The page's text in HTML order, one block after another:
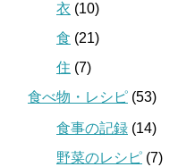
衣 (10)
食 (21)
住 (7)
食べ物・レシピ (53)
食事の記録 (14)
野菜のレシピ (7)